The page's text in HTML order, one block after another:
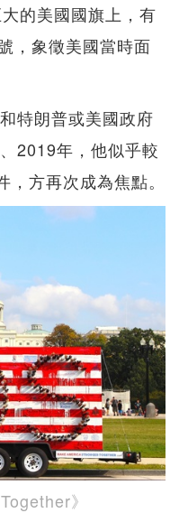
的美國國旗上，有
，象徵美國當時面
特朗普或美國政府
2019年，他似乎較
方再次成為焦點。
》